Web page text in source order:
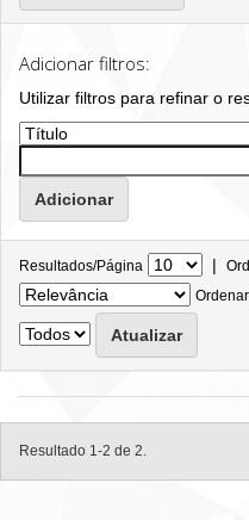
Adicionar filtros:
Utilizar filtros para refinar o
Resultados/Página |
Ordenar
Resultado 1-2 de 2.